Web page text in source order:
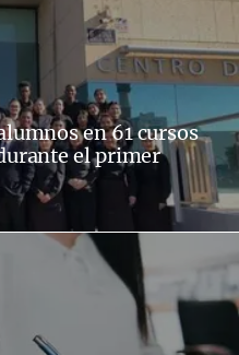
en 61 cursos
el primer